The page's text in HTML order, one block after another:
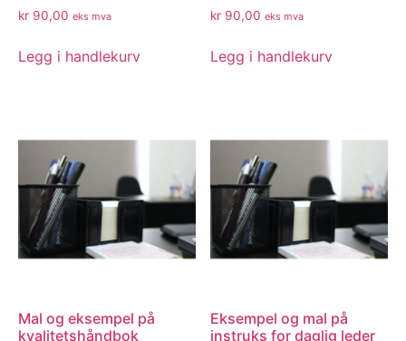
kr 90,00 eks mva
Legg i handlekurv
kr 90,00 eks mva
Legg i handlekurv
Mal og eksempel på
kvalitetshåndbok
Eksempel og mal på
instruks for daglig leder